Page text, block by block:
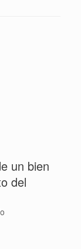
un bien
del